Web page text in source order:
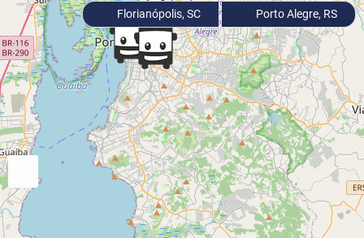
Florianópolis, SC Porto Alegre, RS